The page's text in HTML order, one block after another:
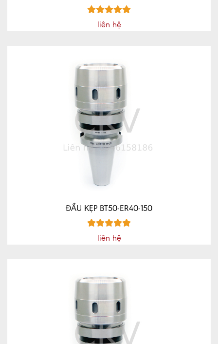
liên hệ
ĐẦU KẸP BT50-ER40-150
liên hệ